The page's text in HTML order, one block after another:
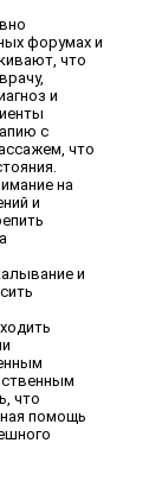
форумах и
что
и
с
что
на
и
и
что
помощь